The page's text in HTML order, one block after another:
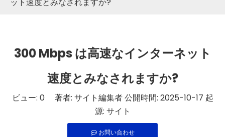
300 Mbps は高速なインターネット
速度とみなされますか?
ビュー: 0著者: サイト編集者 公開時間: 2025-10-17 起
源: サイト
お問い合わせ